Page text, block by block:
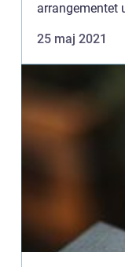
arrangementet
o...
25 maj 2021